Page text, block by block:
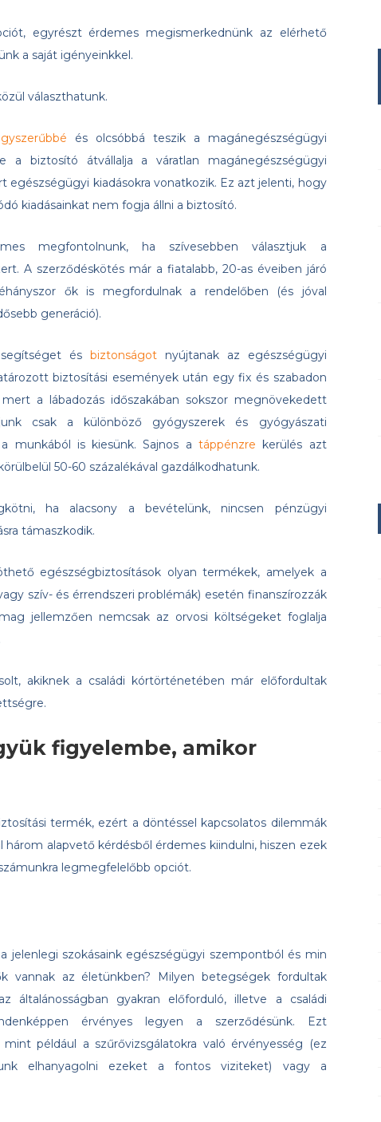
egyrészt érdemes megismerkednünk az elérhető
a saját igényeinkkel.
választhatunk.
és olcsóbbá teszik a magánegészségügyi
a biztosító átvállalja a váratlan magánegészségügyi
egészségügyi kiadásokra vonatkozik. Ez azt jelenti, hogy
kiadásainkat nem fogja állni a biztosító.
megfontolnunk, ha szívesebben választjuk a
A szerződéskötés már a fiatalabb, 20-as éveiben járó
ők is megfordulnak a rendelőben (és jóval
generáció).
és biztonságotnyújtanak az egészségügyi
biztosítási események után egy fix és szabadon
a lábadozás időszakában sokszor megnövekedett
csak a különböző gyógyszerek és gyógyászati
a munkából is kiesünk. Sajnos atáppénzre kerülés azt
50-60 százalékával gazdálkodhatunk.
ha alacsony a bevételünk, nincsen pénzügyi
támaszkodik.
egészségbiztosítások olyan termékek, amelyek a
szív- és érrendszeri problémák) esetén finanszírozzák
jellemzően nemcsak az orvosi költségeket foglalja
akiknek a családi kórtörténetében már előfordultak
figyelembe, amikor
termék, ezért a döntéssel kapcsolatos dilemmák
alapvető kérdésből érdemes kiindulni, hiszen ezek
legmegfelelőbb opciót.
jelenlegi szokásaink egészségügyi szempontból és min
vannak az életünkben? Milyen betegségek fordultak
általánosságban gyakran előforduló, illetve a családi
érvényes legyen a szerződésünk. Ezt
például a szűrővizsgálatokra való érvényesség (ez
elhanyagolni ezeket a fontos viziteket) vagy a